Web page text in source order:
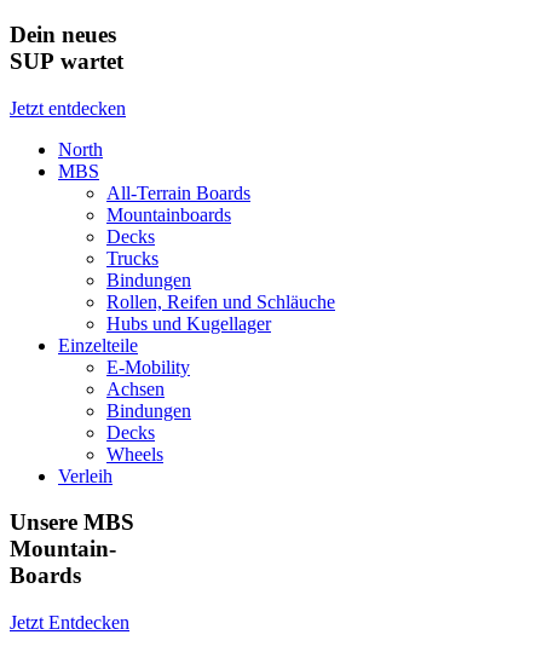
Dein neues
SUP wartet
Jetzt entdecken
North
MBS
All-Terrain Boards
Mountainboards
Decks
Trucks
Bindungen
Rollen, Reifen und Schläuche
Hubs und Kugellager
Einzelteile
E-Mobility
Achsen
Bindungen
Decks
Wheels
Verleih
Unsere MBS
Mountain-
Boards
Jetzt Entdecken